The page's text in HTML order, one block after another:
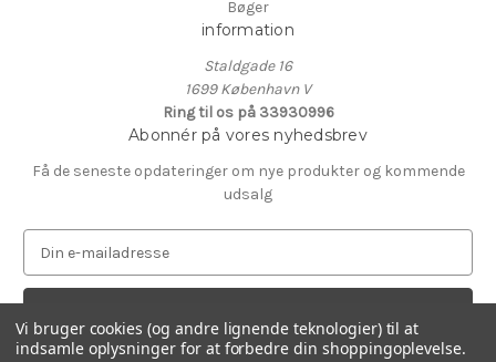
Bøger
information
Staldgade 16
1699 København V
Ring til os på 33930996
Abonnér på vores nyhedsbrev
Få de seneste opdateringer om nye produkter og kommende
udsalg
m
i
l
Vi bruger cookies (og andre lignende teknologier) til at
indsamle oplysninger for at forbedre din shoppingoplevelse.